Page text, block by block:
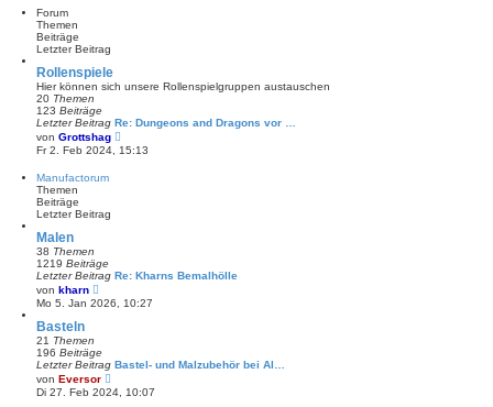
e
i
a
g
Forum
Themen
Beiträge
Letzter Beitrag
Rollenspiele
Hier können sich unsere Rollenspielgruppen austauschen
20 Themen
123 Beiträge
Letzter Beitrag Re: Dungeons and Dragons vor …
von Grottshag
e
u
r
g
Fr 2. Feb 2024, 15:13
Manufactorum
Themen
Beiträge
Letzter Beitrag
Malen
38 Themen
1219 Beiträge
Letzter Beitrag Re: Kharns Bemalhölle
von kharn
e
u
e
r
B
e
Mo 5. Jan 2026, 10:27
Basteln
21 Themen
196 Beiträge
Letzter Beitrag Bastel- und Malzubehör bei Al…
von Eversor
e
u
Di 27. Feb 2024, 10:07